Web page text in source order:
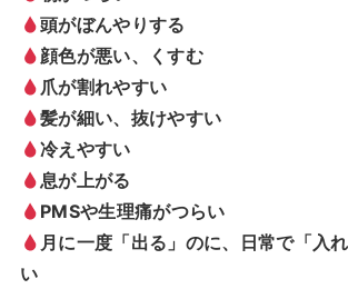
頭がぼんやりする
顔色が悪い、くすむ
爪が割れやすい
髪が細い、抜けやすい
冷えやすい
息が上がる
PMSや生理痛がつらい
月に一度「出る」のに、日常で「入
い